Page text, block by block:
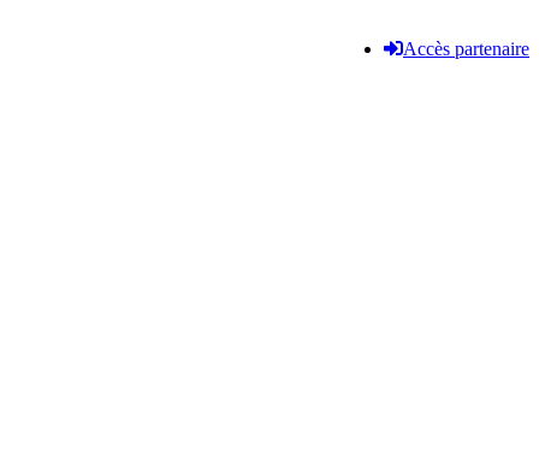
Accès partenaire